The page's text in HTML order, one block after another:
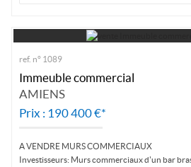
ref. n° 1089
Immeuble commercial
AMIENS
Prix : 190 400 €*
A VENDRE MURS COMMERCIAUX
Investisseurs: Murs commerciaux d'un bar